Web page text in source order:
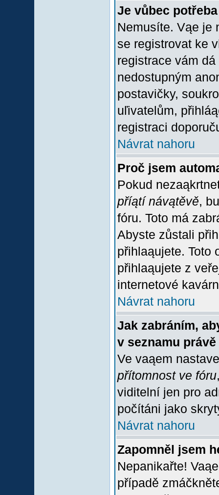
Je vůbec
Nemusíte. Vąe je
se registrovat ke
registrace vám
nedostupným
postavičky,
uľivatelům,
registraci
Návrat nahoru
Proč jsem
Pokud
příątí návątěvě,
fóru. Toto má
Abyste zůstali
přihlaąujete. Toto
přihlaąujete z
internetové
Návrat nahoru
Jak zabráním,
v seznamu
Ve vaąem
přítomnost ve fóru
viditelní jen pro
počítáni jako
Návrat nahoru
Zapomněl jsem
Nepanikařte!
případě